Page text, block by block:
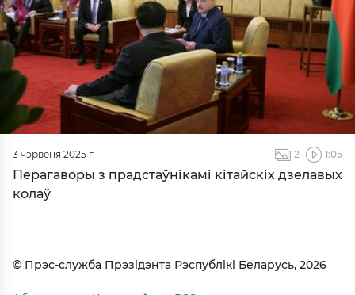
3 чэрвеня 2025 г. 2 1:05
Перагаворы з прадстаўнікамі кітайскіх дзелавых
колаў
© Прэс-служба Прэзідэнта Рэспублікі Беларусь, 2026